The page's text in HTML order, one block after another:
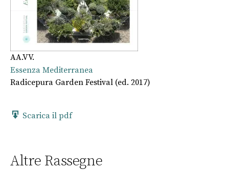
AA.VV.
Essenza Mediterranea
Radicepura Garden Festival (ed. 2017)
Scarica il pdf
Altre Rassegne